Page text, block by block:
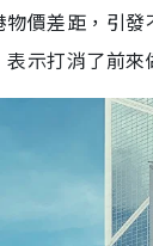
價差距，引
示打消了前來